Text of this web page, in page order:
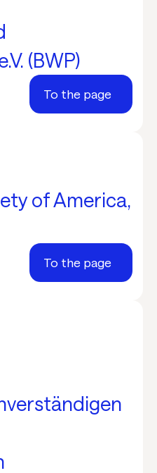
(BWP)
To the page
of America,
To the page